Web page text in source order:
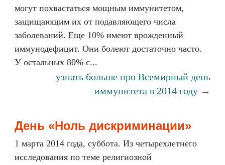
могут похвастаться мощным иммунитетом,
защищающим их от подавляющего числа
заболеваний. Еще 10% имеют врожденный
иммунодефицит. Они болеют достаточно часто.
У остальных 80% с...
узнать больше про Всемирный день
иммунитета в 2014 году →
День «Ноль дискриминации»
1 марта 2014 года, суббота. Из четырехлетнего
исследования по теме религиозной